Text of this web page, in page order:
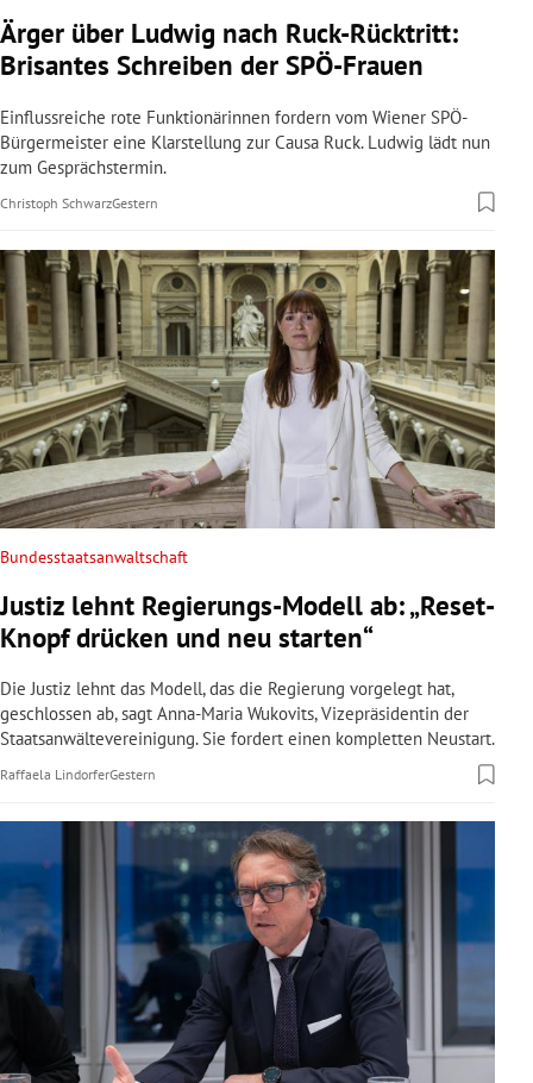
Untermenü
Untermenü
Untermenü
Untermenü
Untermenü
Untermenü
Untermenü
Untermenü
Untermenü
Ärger über Ludwig nach Ruck-Rücktritt:
Brisantes Schreiben der SPÖ-Frauen
Einflussreiche rote Funktionärinnen fordern vom Wiener SPÖ-
Bürgermeister eine Klarstellung zur Causa Ruck. Ludwig lädt nun
zum Gesprächstermin.
Christoph SchwarzGestern
Bundesstaatsanwaltschaft
Justiz lehnt Regierungs-Modell ab: „Reset-
Knopf drücken und neu starten“
Die Justiz lehnt das Modell, das die Regierung vorgelegt hat,
geschlossen ab, sagt Anna-Maria Wukovits, Vizepräsidentin der
Staatsanwältevereinigung. Sie fordert einen kompletten Neustart.
Raffaela LindorferGestern